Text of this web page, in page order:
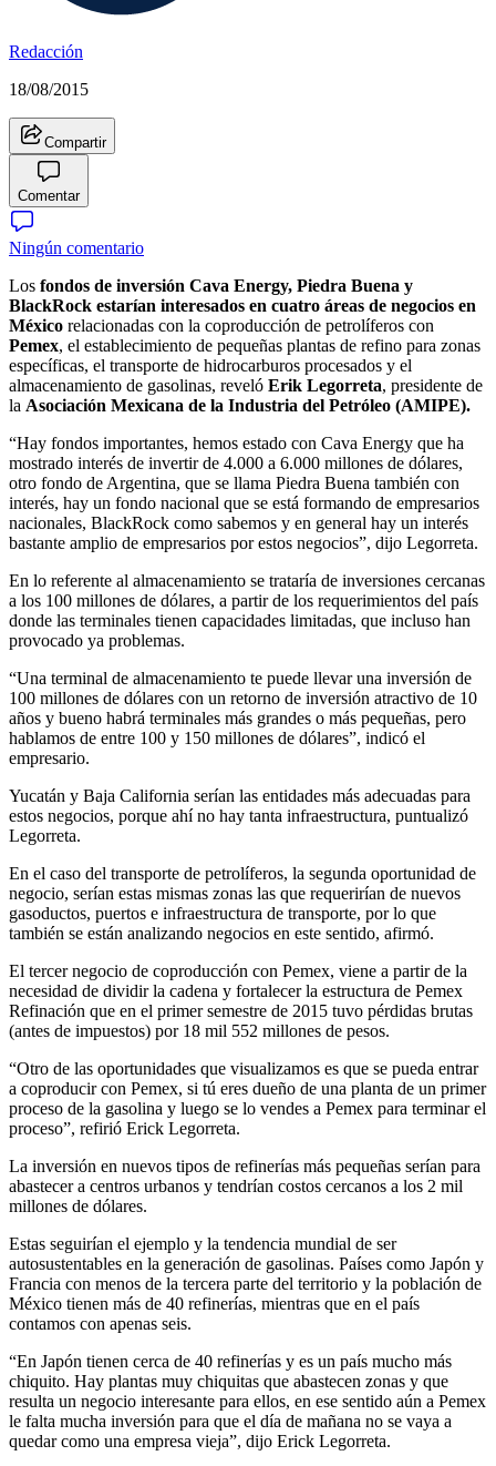
Redacción
18/08/2015
Compartir
Comentar
Ningún comentario
Los fondos de inversión Cava Energy, Piedra Buena y
BlackRock estarían interesados en cuatro áreas de negocios en
México relacionadas con la coproducción de petrolíferos con
Pemex, el establecimiento de pequeñas plantas de refino para zonas
específicas, el transporte de hidrocarburos procesados y el
almacenamiento de gasolinas, reveló Erik Legorreta, presidente de
la Asociación Mexicana de la Industria del Petróleo (AMIPE).
“Hay fondos importantes, hemos estado con Cava Energy que ha
mostrado interés de invertir de 4.000 a 6.000 millones de dólares,
otro fondo de Argentina, que se llama Piedra Buena también con
interés, hay un fondo nacional que se está formando de empresarios
nacionales, BlackRock como sabemos y en general hay un interés
bastante amplio de empresarios por estos negocios”, dijo Legorreta.
En lo referente al almacenamiento se trataría de inversiones cercanas
a los 100 millones de dólares, a partir de los requerimientos del país
donde las terminales tienen capacidades limitadas, que incluso han
provocado ya problemas.
“Una terminal de almacenamiento te puede llevar una inversión de
100 millones de dólares con un retorno de inversión atractivo de 10
años y bueno habrá terminales más grandes o más pequeñas, pero
hablamos de entre 100 y 150 millones de dólares”, indicó el
empresario.
Yucatán y Baja California serían las entidades más adecuadas para
estos negocios, porque ahí no hay tanta infraestructura, puntualizó
Legorreta.
En el caso del transporte de petrolíferos, la segunda oportunidad de
negocio, serían estas mismas zonas las que requerirían de nuevos
gasoductos, puertos e infraestructura de transporte, por lo que
también se están analizando negocios en este sentido, afirmó.
El tercer negocio de coproducción con Pemex, viene a partir de la
necesidad de dividir la cadena y fortalecer la estructura de Pemex
Refinación que en el primer semestre de 2015 tuvo pérdidas brutas
(antes de impuestos) por 18 mil 552 millones de pesos.
“Otro de las oportunidades que visualizamos es que se pueda entrar
a coproducir con Pemex, si tú eres dueño de una planta de un primer
proceso de la gasolina y luego se lo vendes a Pemex para terminar el
proceso”, refirió Erick Legorreta.
La inversión en nuevos tipos de refinerías más pequeñas serían para
abastecer a centros urbanos y tendrían costos cercanos a los 2 mil
millones de dólares.
Estas seguirían el ejemplo y la tendencia mundial de ser
autosustentables en la generación de gasolinas. Países como Japón y
Francia con menos de la tercera parte del territorio y la población de
México tienen más de 40 refinerías, mientras que en el país
contamos con apenas seis.
“En Japón tienen cerca de 40 refinerías y es un país mucho más
chiquito. Hay plantas muy chiquitas que abastecen zonas y que
resulta un negocio interesante para ellos, en ese sentido aún a Pemex
le falta mucha inversión para que el día de mañana no se vaya a
quedar como una empresa vieja”, dijo Erick Legorreta.